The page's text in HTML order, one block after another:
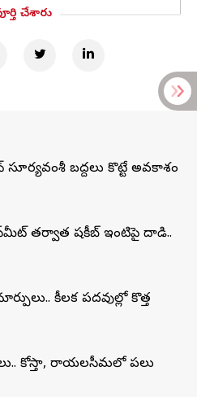
చేశారు
సూర్యవంశీ బద్దలు కొట్టే అవకాశం
తర్వాత షకీబ్‌ ఇంటిపై దాడి..
కీలక పదవుల్లో కొత్త
కోస్తా, రాయలసీమలో పలు